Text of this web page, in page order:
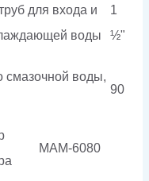
для входа и
воды
1
½"
смазочной воды,
90
МАМ-6080